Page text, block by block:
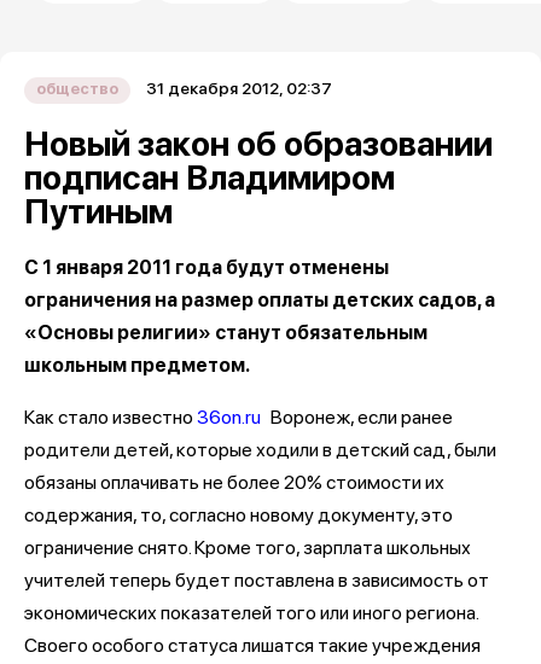
общество 31 декабря 2012, 02:37
Новый закон об образовании
подписан Владимиром
Путиным
С 1 января 2011 года будут отменены
ограничения на размер оплаты детских садов, а
«Основы религии» станут обязательным
школьным предметом.
Как стало известно 36on.ru Воронеж, если ранее
родители детей, которые ходили в детский сад, были
обязаны оплачивать не более 20% стоимости их
содержания, то, согласно новому документу, это
ограничение снято. Кроме того, зарплата школьных
учителей теперь будет поставлена в зависимость от
экономических показателей того или иного региона.
Своего особого статуса лишатся такие учреждения